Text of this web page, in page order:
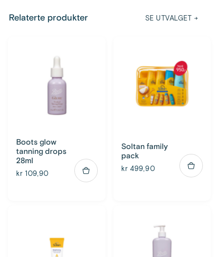
Relaterte produkter SE UTVALGET →
Boots glow
tanning drops
28ml
kr 109,90
Soltan family
pack
kr 499,90